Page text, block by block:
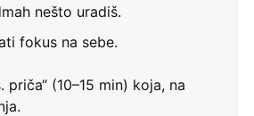
nešto uradiš.
fokus na sebe.
(10–15 min) koja, na